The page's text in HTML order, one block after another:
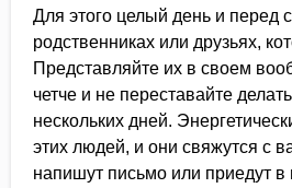
Для этого целый день и перед
родственниках или друзьях,
Представляйте их в своем
четче и не переставайте
нескольких дней.
этих людей, и они свяжутся с
напишут письмо или приедут в